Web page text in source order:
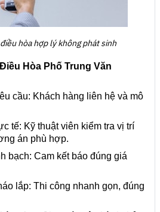
hòa hợp lý không phát sinh
Hòa Phố Trung Văn
cầu: Khách hàng liên hệ và mô
tế: Kỹ thuật viên kiểm tra vị trí
án phù hợp.
bạch: Cam kết báo đúng giá
lắp: Thi công nhanh gọn, đúng